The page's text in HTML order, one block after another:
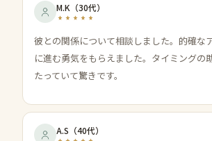
M.K （30代）
彼との関係について相談しました。的確な
に進む勇気をもらえました。タイミングの
たっていて驚きです。
A.S （40代）